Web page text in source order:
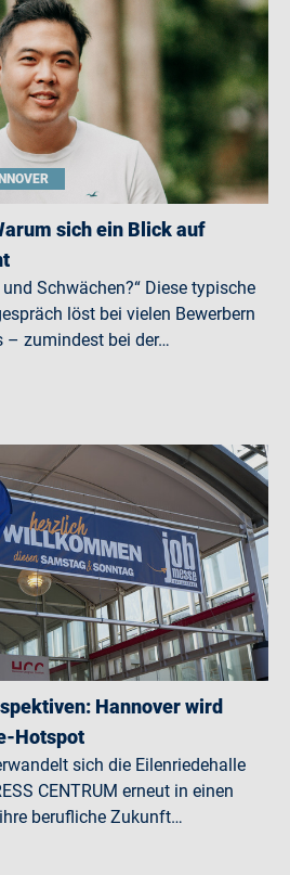
sich ein Blick auf
Schwächen?“ Diese typische
löst bei vielen Bewerbern
– zumindest bei der…
Hannover wird
Hotspot
sich die Eilenriedehalle
CENTRUM erneut in einen
berufliche Zukunft…